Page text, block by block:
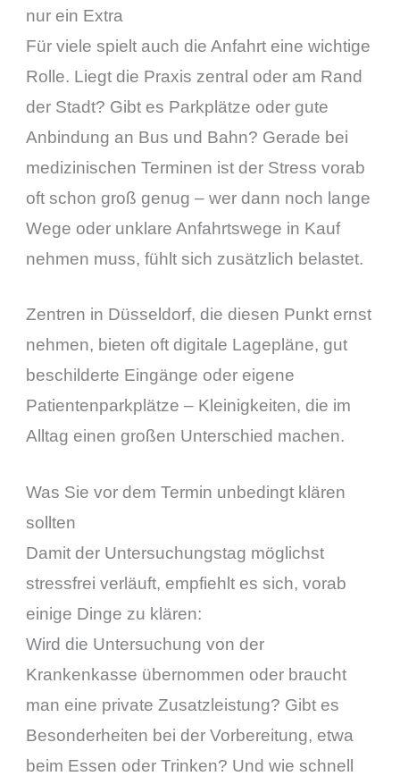
nur ein Extra
Für viele spielt auch die Anfahrt eine wichtige
Rolle. Liegt die Praxis zentral oder am Rand
der Stadt? Gibt es Parkplätze oder gute
Anbindung an Bus und Bahn? Gerade bei
medizinischen Terminen ist der Stress vorab
oft schon groß genug – wer dann noch lange
Wege oder unklare Anfahrtswege in Kauf
nehmen muss, fühlt sich zusätzlich belastet.
Zentren in Düsseldorf, die diesen Punkt ernst
nehmen, bieten oft digitale Lagepläne, gut
beschilderte Eingänge oder eigene
Patientenparkplätze – Kleinigkeiten, die im
Alltag einen großen Unterschied machen.
Was Sie vor dem Termin unbedingt klären
sollten
Damit der Untersuchungstag möglichst
stressfrei verläuft, empfiehlt es sich, vorab
einige Dinge zu klären:
Wird die Untersuchung von der
Krankenkasse übernommen oder braucht
man eine private Zusatzleistung? Gibt es
Besonderheiten bei der Vorbereitung, etwa
beim Essen oder Trinken? Und wie schnell